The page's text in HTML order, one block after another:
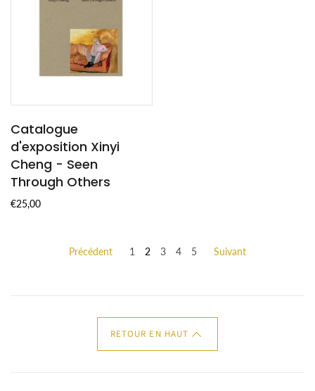
Catalogue
d'exposition Xinyi
Cheng - Seen
Through Others
€25,00
Précédent 1 2 3 4 5 Suivant
RETOUR EN HAUT